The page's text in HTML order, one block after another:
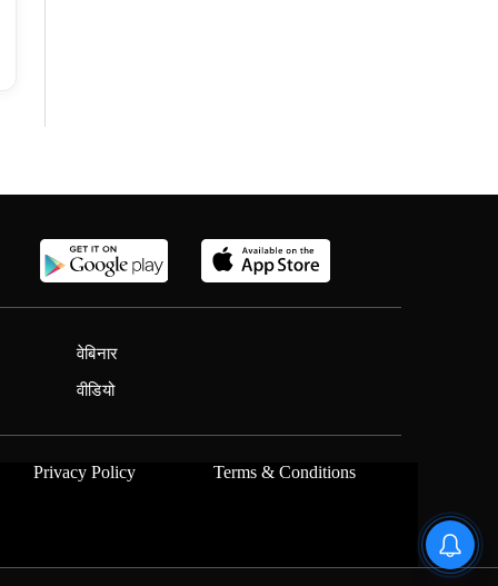
वेबिनार
वीडियो
Privacy Policy Terms & Conditions